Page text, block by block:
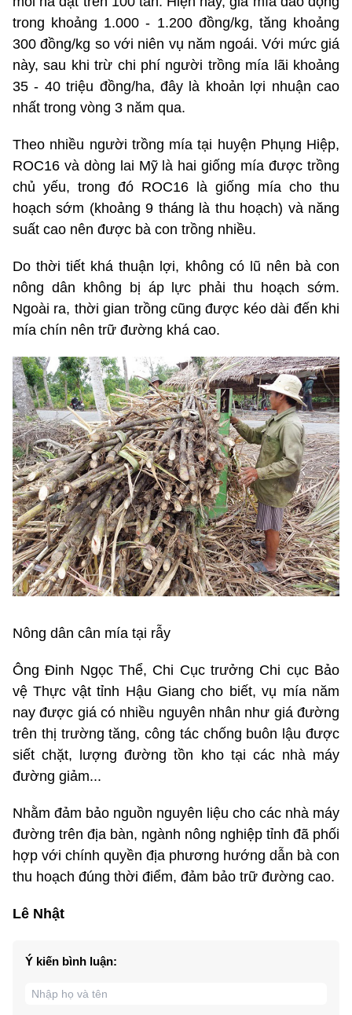
trong khoảng 1.000 - 1.200 đồng/kg, tăng khoảng
300 đồng/kg so với niên vụ năm ngoái. Với mức giá
này, sau khi trừ chi phí người trồng mía lãi khoảng
35 - 40 triệu đồng/ha, đây là khoản lợi nhuận cao
nhất trong vòng 3 năm qua.
Theo nhiều người trồng mía tại huyện Phụng Hiệp,
ROC16 và dòng lai Mỹ là hai giống mía được trồng
chủ yếu, trong đó ROC16 là giống mía cho thu
hoạch sớm (khoảng 9 tháng là thu hoạch) và năng
suất cao nên được bà con trồng nhiều.
Do thời tiết khá thuận lợi, không có lũ nên bà con
nông dân không bị áp lực phải thu hoạch sớm.
Ngoài ra, thời gian trồng cũng được kéo dài đến khi
mía chín nên trữ đường khá cao.
Nông dân cân mía tại rẫy
Ông Đinh Ngọc Thể, Chi Cục trưởng Chi cục Bảo
vệ Thực vật tỉnh Hậu Giang cho biết, vụ mía năm
nay được giá có nhiều nguyên nhân như giá đường
trên thị trường tăng, công tác chống buôn lậu được
siết chặt, lượng đường tồn kho tại các nhà máy
đường giảm...
Nhằm đảm bảo nguồn nguyên liệu cho các nhà máy
đường trên địa bàn, ngành nông nghiệp tỉnh đã phối
hợp với chính quyền địa phương hướng dẫn bà con
thu hoạch đúng thời điểm, đảm bảo trữ đường cao.
Lê Nhật
Ý kiến bình luận: